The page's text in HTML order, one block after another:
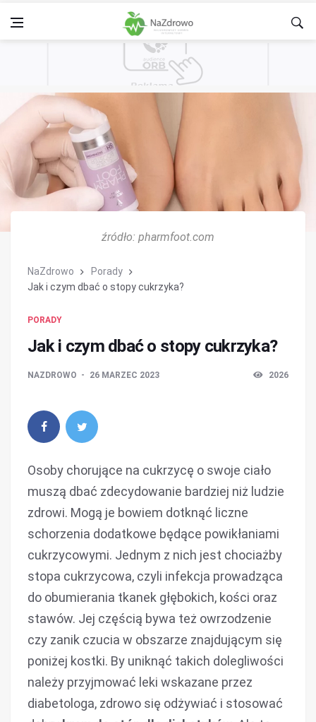
źródło: pharmfoot.com
NaZdrowo
Porady
Jak i czym dbać o stopy cukrzyka?
PORADY
Jak i czym dbać o stopy cukrzyka?
NAZDROWO 26 MARZEC 2023 2026
Osoby chorujące na cukrzycę o swoje ciało
muszą dbać zdecydowanie bardziej niż ludzie
zdrowi. Mogą je bowiem dotknąć liczne
schorzenia dodatkowe będące powikłaniami
cukrzycowymi. Jednym z nich jest chociażby
stopa cukrzycowa, czyli infekcja prowadząca
do obumierania tkanek głębokich, kości oraz
stawów. Jej częścią bywa też owrzodzenie
czy zanik czucia w obszarze znajdującym się
poniżej kostki. By uniknąć takich dolegliwości
należy przyjmować leki wskazane przez
diabetologa, zdrowo się odżywiać i stosować